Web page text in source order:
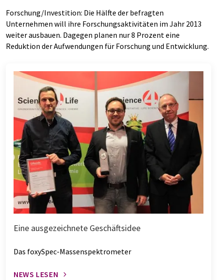
Forschung/Investition: Die Hälfte der befragten
Unternehmen will ihre Forschungsaktivitäten im Jahr 2013
weiter ausbauen. Dagegen planen nur 8 Prozent eine
Reduktion der Aufwendungen für Forschung und Entwicklung.
Eine ausgezeichnete Geschäftsidee
Das foxySpec-Massenspektrometer
NEWS LESEN